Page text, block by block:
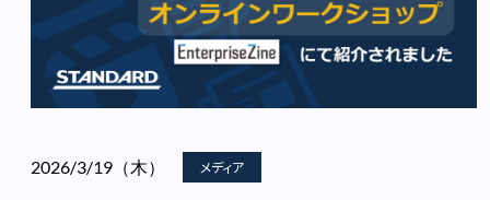
2026/3/19（木） メディア